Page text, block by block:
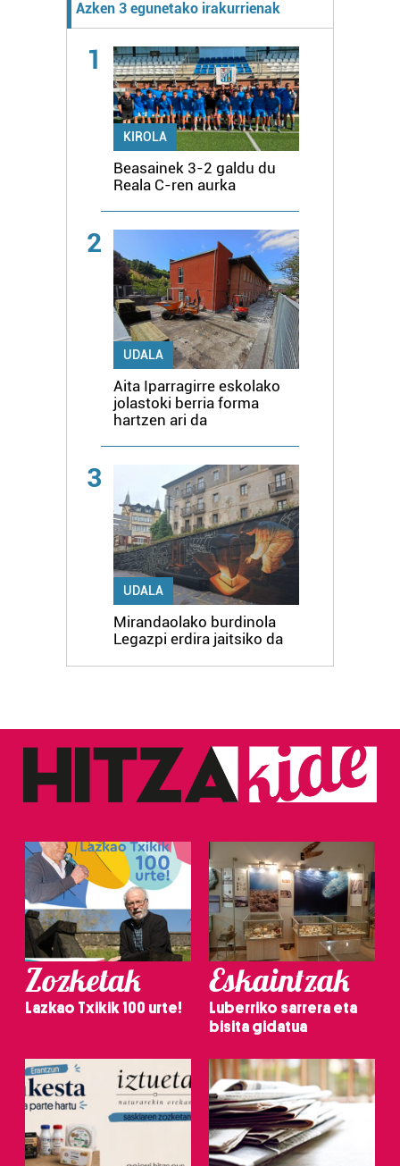
Azken 3 egunetako irakurrienak
1
KIROLA
Beasainek 3-2 galdu du
Reala C-ren aurka
2
UDALA
Aita Iparragirre eskolako
jolastoki berria forma
hartzen ari da
3
UDALA
Mirandaolako burdinola
Legazpi erdira jaitsiko da
Zozketak
Lazkao Txikik 100 urte!
Eskaintzak
Luberriko sarrera eta
bisita gidatua